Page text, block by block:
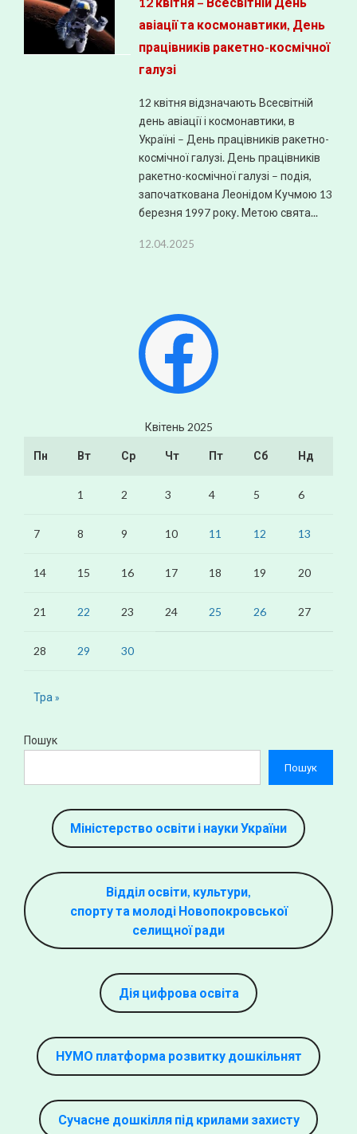
авіації та космонавтики, День
працівників ракетно-космічної
галузі
12 квітня відзначають Всесвітній
день авіації і космонавтики, в
Україні – День працівників ракетно-
космічної галузі. День працівників
ракетно-космічної галузі – подія,
започаткована Леонідом Кучмою 13
березня 1997 року. Метою свята...
12.04.2025
Квітень 2025
Пн Вт Ср Чт Пт Сб Нд
1 2 3 4 5 6
7 8 9 10 11 12 13
14 15 16 17 18 19 20
21 22 23 24 25 26 27
28 29 30
Тра »
Пошук
Пошук
Міністерство освіти і науки України
Відділ освіти, культури,
спорту та молоді Новопокровської
селищної ради
Дія цифрова освіта
НУМО платформа розвитку дошкільнят
Сучасне дошкілля під крилами захисту